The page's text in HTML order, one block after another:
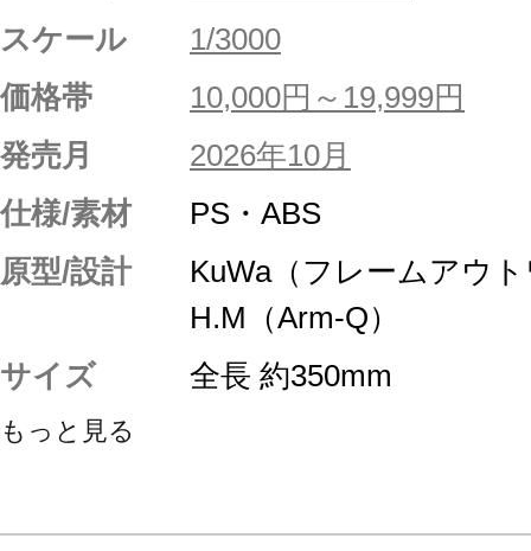
スケール
1/3000
価格帯
10,000円～19,999円
発売月
2026年10月
仕様/素材
PS・ABS
原型/設計
KuWa（フレームアウ
H.M（Arm-Q）
サイズ
全長 約350mm
もっと見る